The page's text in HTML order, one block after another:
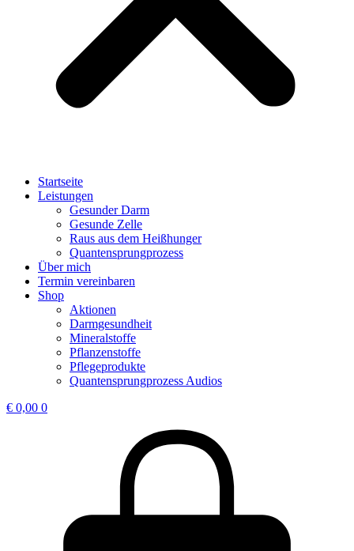
Startseite
Leistungen
Gesunder Darm
Gesunde Zelle
Raus aus dem Heißhunger
Quantensprungprozess
Über mich
Termin vereinbaren
Shop
Aktionen
Darmgesundheit
Mineralstoffe
Pflanzenstoffe
Pflegeprodukte
Quantensprungprozess Audios
€ 0,00 0